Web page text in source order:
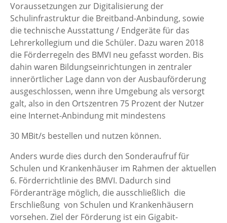
Voraussetzungen zur Digitalisierung der
Schulinfrastruktur die Breitband-Anbindung, sowie
die technische Ausstattung / Endgeräte für das
Lehrerkollegium und die Schüler. Dazu waren 2018
die Förderregeln des BMVI neu gefasst worden. Bis
dahin waren Bildungseinrichtungen in zentraler
innerörtlicher Lage dann von der Ausbauförderung
ausgeschlossen, wenn ihre Umgebung als versorgt
galt, also in den Ortszentren 75 Prozent der Nutzer
eine Internet-Anbindung mit mindestens
30 MBit/s bestellen und nutzen können.
Anders wurde dies durch den Sonderaufruf für
Schulen und Krankenhäuser im Rahmen der aktuellen
6. Förderrichtlinie des BMVI. Dadurch sind
Förderanträge möglich, die ausschließlich die
Erschließung von Schulen und Krankenhäusern
vorsehen. Ziel der Förderung ist ein Gigabit-